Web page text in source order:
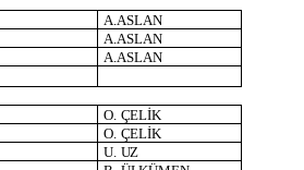
A.ASLAN
A.ASLAN
A.ASLAN
O. ÇELİK
O. ÇELİK
U. UZ